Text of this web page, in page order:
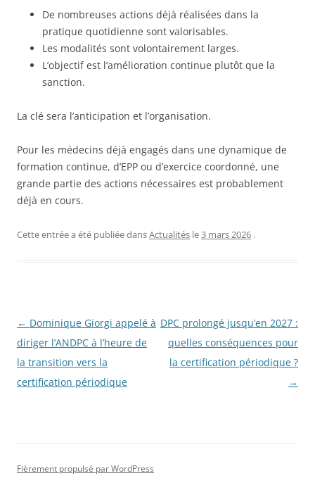
De nombreuses actions déjà réalisées dans la
pratique quotidienne sont valorisables.
Les modalités sont volontairement larges.
L’objectif est l’amélioration continue plutôt que la
sanction.
La clé sera l’anticipation et l’organisation.
Pour les médecins déjà engagés dans une dynamique de
formation continue, d’EPP ou d’exercice coordonné, une
grande partie des actions nécessaires est probablement
déjà en cours.
Cette entrée a été publiée dansActualités le3 mars 2026 .
Navigation
des
articles
← Dominique Giorgi appelé à
diriger l’ANDPC à l’heure de
la transition vers la
certification périodique
DPC prolongé jusqu’en 2027 :
quelles conséquences pour
la certification périodique ?
→
Fièrement propulsé par WordPress